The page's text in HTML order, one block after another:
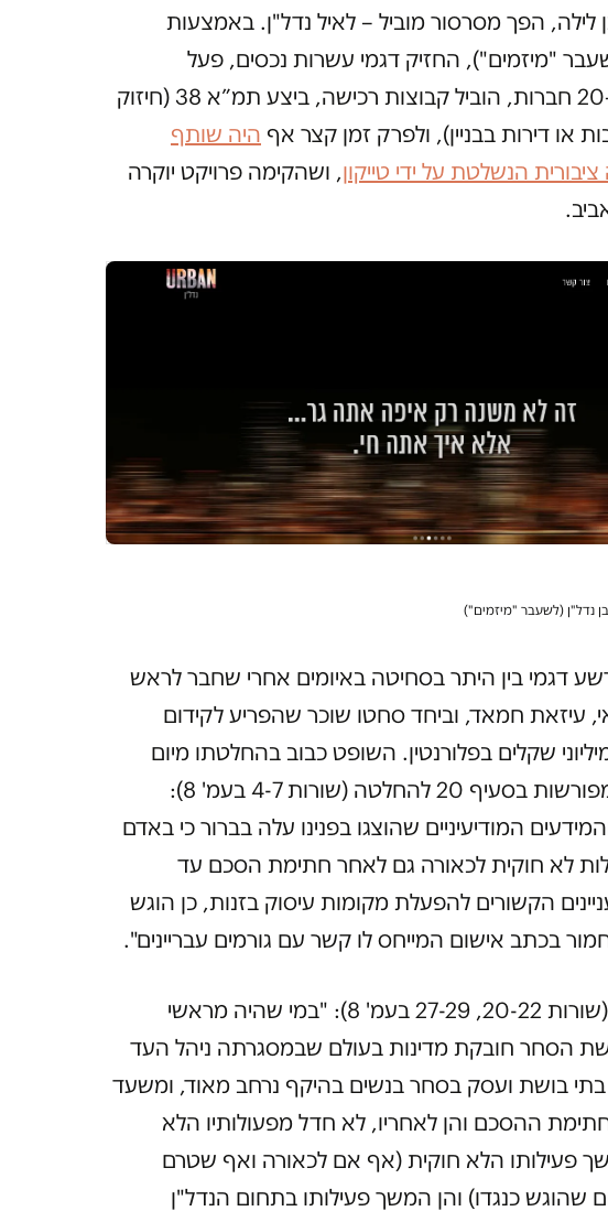
לילה, הפך מסרסור מוביל – לאיל נדל"ן. באמצעות
"מיזמים"), החזיק דגמי עשרות נכסים, פעל
באמצעות קרוב ל–20 חברות, הוביל קבוצות רכישה, ביצע תמ”א 38 ‏(חיזוק
או דירות בבניין‏), ולפרק זמן קצר אף היה שותף
הנשלטת על ידי טייקון, ושהקימה פרויקט יוקרה
נדל"ן (לשעבר "מיזמים")
דגמי בין היתר בסחיטה באיומים אחרי שחבר לראש
עיזאת חמאד, וביחד סחטו שוכר שהפריע לקידום
שקלים בפלורנטין. השופט כבוב בהחלטתו מיום
15.2.2012, כתב מפורשות בסעיף 20 להחלטה (שורות 4-7 בעמ' 8):
המודיעיניים שהוצגו בפנינו עלה בברור כי באדם
לא חוקית לכאורה גם לאחר חתימת הסכם עד
הקשורים להפעלת מקומות עיסוק בזנות, כן הוגש
בכתב אישום המייחס לו קשר עם גורמים עבריינים".
בהמשך סעיף 20 (שורות 20-22, 27-29 בעמ' 8): "במי שהיה מראשי
הסחר חובקת מדינות בעולם שבמסגרתה ניהל העד
בושת ועסק בסחר בנשים בהיקף נרחב מאוד, ומשעד
ההסכם והן לאחריו, לא חדל מפעולותיו הלא
פעילותו הלא חוקית (אף אם לכאורה ואף שטרם
שהוגש כנגדו) והן המשך פעילותו בתחום הנדל"ן